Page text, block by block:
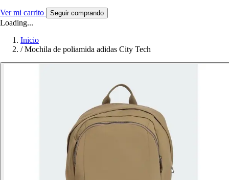
Ver mi carrito Seguir comprando
Loading...
Inicio
/ Mochila de poliamida adidas City Tech